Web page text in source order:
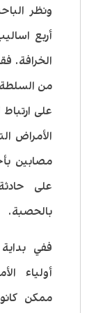
ونظر
أربع
الخرافة.
من
على ارتباط
الأمراض
مصابين
على
بالحصبة.
ففي
أولياء
ممكن